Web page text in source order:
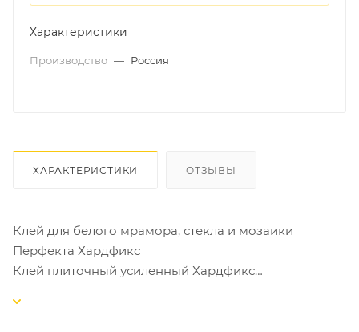
Характеристики
Производство — Россия
ХАРАКТЕРИСТИКИ ОТЗЫВЫ
Клей для белого мрамора, стекла и мозаики
Перфекта Хардфикс
Клей плиточный усиленный Хардфикс